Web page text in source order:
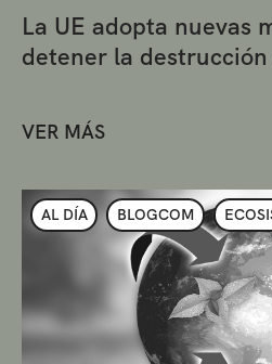
La UE adopta nuevas
detener la
VER MÁS
AL DÍA BLOGCOM